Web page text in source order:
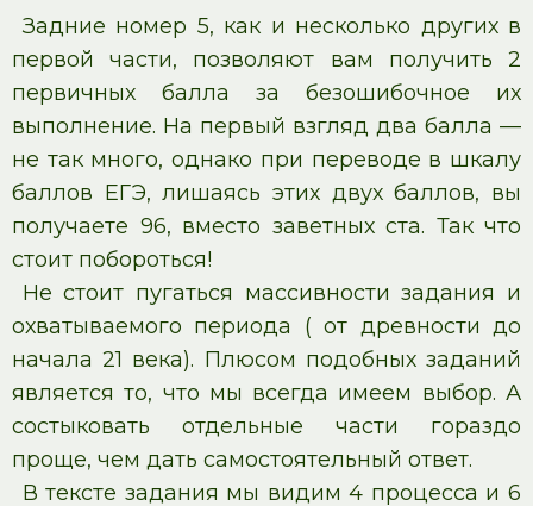
Задние номер 5, как и несколько других в
первой части, позволяют вам получить 2
первичных балла за безошибочное их
выполнение. На первый взгляд два балла —
не так много, однако при переводе в шкалу
баллов ЕГЭ, лишаясь этих двух баллов, вы
получаете 96, вместо заветных ста. Так что
стоит побороться!
Не стоит пугаться массивности задания и
охватываемого периода ( от древности до
начала 21 века). Плюсом подобных заданий
является то, что мы всегда имеем выбор. А
состыковать отдельные части гораздо
проще, чем дать самостоятельный ответ.
В тексте задания мы видим 4 процесса и 6